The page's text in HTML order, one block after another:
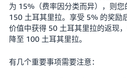
为 15%（费率因分类而异），则您
150 土耳其里拉。享受 5% 的奖励
价值中获得 50 土耳其里拉的返现
降至 100 土耳其里拉。
有几个重要事项需要注意：